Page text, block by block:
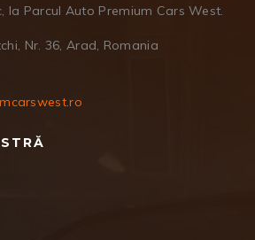
la Parcul Auto Premium Cars West.
Nr. 36, Arad, Romania